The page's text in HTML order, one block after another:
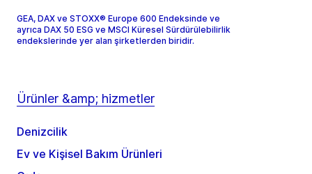
GEA, DAX ve STOXX® Europe 600 Endeksinde ve
ayrıca DAX 50 ESG ve MSCI Küresel Sürdürülebilirlik
endekslerinde yer alan şirketlerden biridir.
Ürünler &amp; hizmetler
Denizcilik
Ev ve Kişisel Bakım Ürünleri